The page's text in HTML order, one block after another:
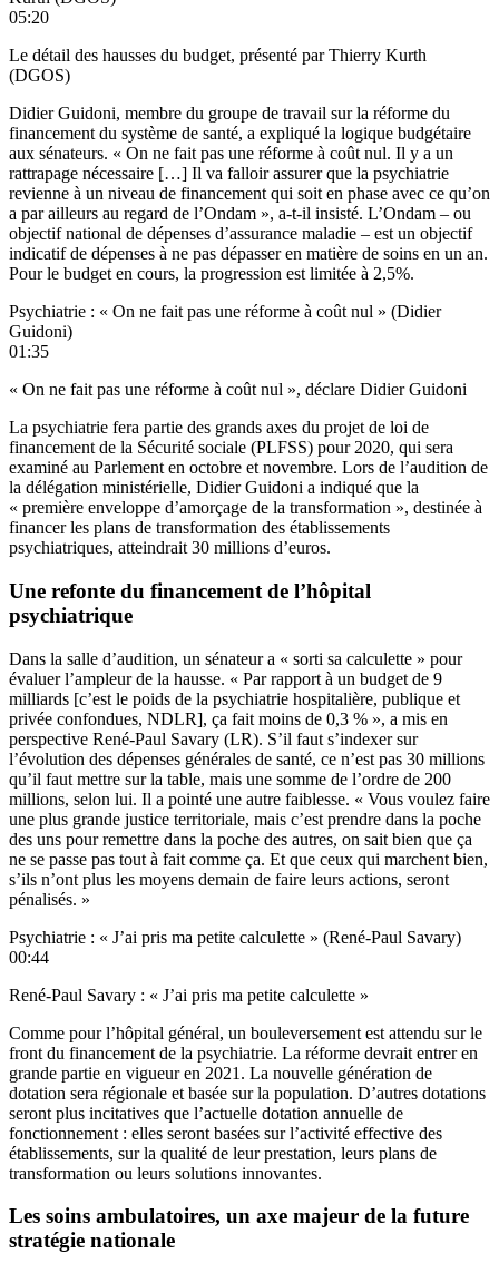
05:20
Le détail des hausses du budget, présenté par Thierry Kurth
(DGOS)
Didier Guidoni, membre du groupe de travail sur la réforme du
financement du système de santé, a expliqué la logique budgétaire
aux sénateurs. « On ne fait pas une réforme à coût nul. Il y a un
rattrapage nécessaire […] Il va falloir assurer que la psychiatrie
revienne à un niveau de financement qui soit en phase avec ce qu’on
a par ailleurs au regard de l’Ondam », a-t-il insisté. L’Ondam – ou
objectif national de dépenses d’assurance maladie – est un objectif
indicatif de dépenses à ne pas dépasser en matière de soins en un an.
Pour le budget en cours, la progression est limitée à 2,5%.
Psychiatrie : « On ne fait pas une réforme à coût nul » (Didier
Guidoni)
01:35
« On ne fait pas une réforme à coût nul », déclare Didier Guidoni
La psychiatrie fera partie des grands axes du projet de loi de
financement de la Sécurité sociale (PLFSS) pour 2020, qui sera
examiné au Parlement en octobre et novembre. Lors de l’audition de
la délégation ministérielle, Didier Guidoni a indiqué que la
« première enveloppe d’amorçage de la transformation », destinée à
financer les plans de transformation des établissements
psychiatriques, atteindrait 30 millions d’euros.
Une refonte du financement de l’hôpital
psychiatrique
Dans la salle d’audition, un sénateur a « sorti sa calculette » pour
évaluer l’ampleur de la hausse. « Par rapport à un budget de 9
milliards [c’est le poids de la psychiatrie hospitalière, publique et
privée confondues, NDLR], ça fait moins de 0,3 % », a mis en
perspective René-Paul Savary (LR). S’il faut s’indexer sur
l’évolution des dépenses générales de santé, ce n’est pas 30 millions
qu’il faut mettre sur la table, mais une somme de l’ordre de 200
millions, selon lui. Il a pointé une autre faiblesse. « Vous voulez faire
une plus grande justice territoriale, mais c’est prendre dans la poche
des uns pour remettre dans la poche des autres, on sait bien que ça
ne se passe pas tout à fait comme ça. Et que ceux qui marchent bien,
s’ils n’ont plus les moyens demain de faire leurs actions, seront
pénalisés. »
Psychiatrie : « J’ai pris ma petite calculette » (René-Paul Savary)
00:44
René-Paul Savary : « J’ai pris ma petite calculette »
Comme pour l’hôpital général, un bouleversement est attendu sur le
front du financement de la psychiatrie. La réforme devrait entrer en
grande partie en vigueur en 2021. La nouvelle génération de
dotation sera régionale et basée sur la population. D’autres dotations
seront plus incitatives que l’actuelle dotation annuelle de
fonctionnement : elles seront basées sur l’activité effective des
établissements, sur la qualité de leur prestation, leurs plans de
transformation ou leurs solutions innovantes.
Les soins ambulatoires, un axe majeur de la future
stratégie nationale